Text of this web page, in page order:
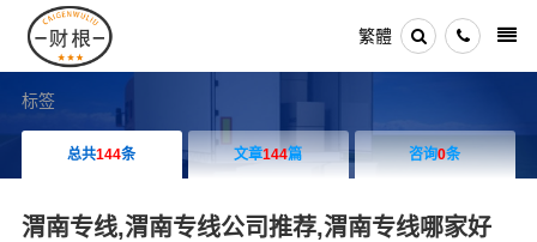
繁體
标签
总共144条 文章144篇 咨询0条
渭南专线,渭南专线公司推荐,渭南专线哪家好